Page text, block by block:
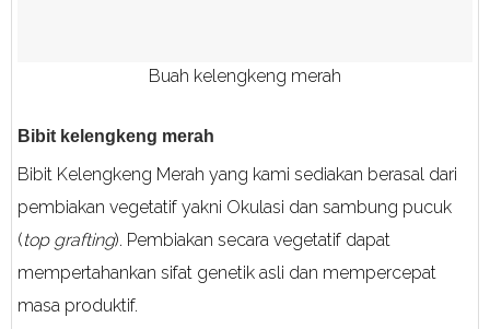
Buah kelengkeng merah
Bibit kelengkeng merah
Bibit Kelengkeng Merah yang kami sediakan berasal dari
pembiakan vegetatif yakni Okulasi dan sambung pucuk
(top grafting). Pembiakan secara vegetatif dapat
mempertahankan sifat genetik asli dan mempercepat
masa produktif.